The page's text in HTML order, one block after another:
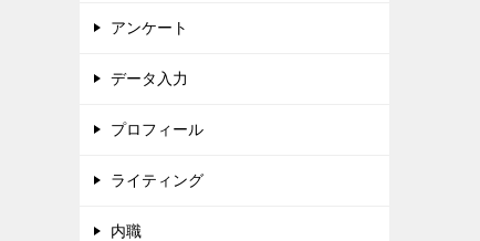
アンケート
データ入力
プロフィール
ライティング
内職